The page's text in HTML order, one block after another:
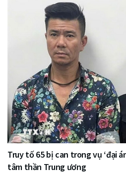
Truy tố 65 bị can trong vụ ‘đại
tâm thần Trung ương